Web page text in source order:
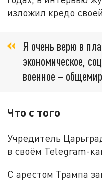
изложил кредо
Я очень верю в
экономическое,
военное –
Что с того
Учредитель
в своём Telegram-
С арестом Трампа